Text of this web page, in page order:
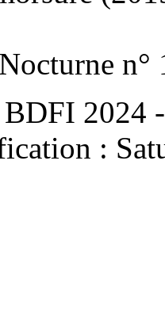
n°
2024
: